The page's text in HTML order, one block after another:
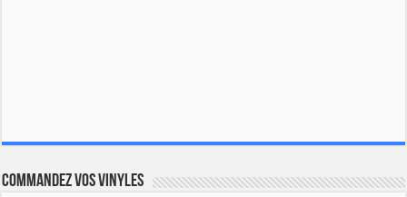
Commandez vos vinyles